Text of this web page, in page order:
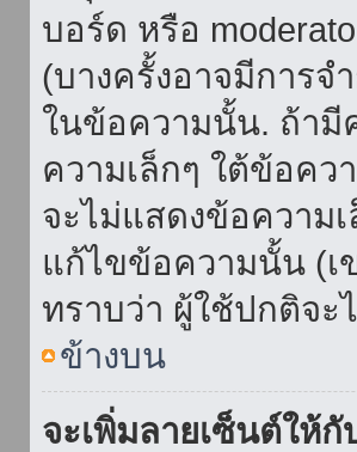
บอร์ด หรือ
(บางครั้งอาจมีการ
ในข้อความนั้น. ถ้า
ความเล็กๆ ใต้ข้อค
จะไม่แสดงข้อความเ
แก้ไขข้อความนั้น (เ
ทราบว่า ผู้ใช้ปกติจ
ข้างบน
จะเพิ่มลายเซ็นต์ให้